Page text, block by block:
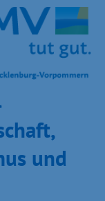
und